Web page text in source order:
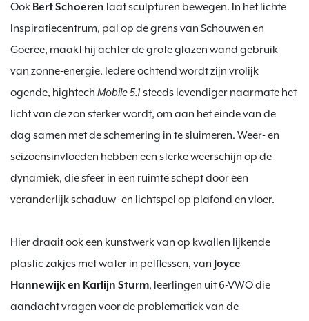
Ook Bert Schoeren laat sculpturen bewegen. In het lichte
Inspiratiecentrum, pal op de grens van Schouwen en
Goeree, maakt hij achter de grote glazen wand gebruik
van zonne-energie. Iedere ochtend wordt zijn vrolijk
ogende, hightech Mobile 5.1 steeds levendiger naarmate het
licht van de zon sterker wordt, om aan het einde van de
dag samen met de schemering in te sluimeren. Weer- en
seizoensinvloeden hebben een sterke weerschijn op de
dynamiek, die sfeer in een ruimte schept door een
veranderlijk schaduw- en lichtspel op plafond en vloer.
Hier draait ook een kunstwerk van op kwallen lijkende
plastic zakjes met water in petflessen, van Joyce
Hannewijk en Karlijn Sturm, leerlingen uit 6-VWO die
aandacht vragen voor de problematiek van de